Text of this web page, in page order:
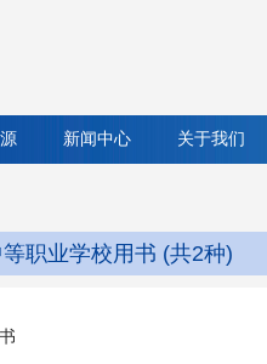
新闻中心 关于我们
等职业学校用书 (共2种)